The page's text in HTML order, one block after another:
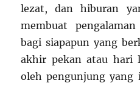
lezat, dan hiburan
membuat
bagi siapapun yang
akhir pekan atau hari
oleh pengunjung